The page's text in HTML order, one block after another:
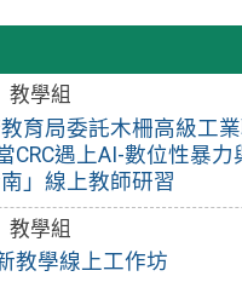
教學組
育局委託木柵高級工
CRC遇上AI-數位性暴
」線上教師研習
教學組
教學線上工作坊